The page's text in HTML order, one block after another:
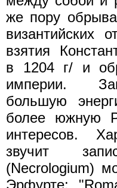
же пору
византийских
взятия
в 1204 г/ и
империи.
большую
более южную
интересов.
звучит
(Necrologium)
Эрфурте: